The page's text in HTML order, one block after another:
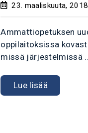
23. maaliskuuta, 2018
Ammattiopetuksen
oppilaitoksissa
missä järjestelmissä
Lue lisää